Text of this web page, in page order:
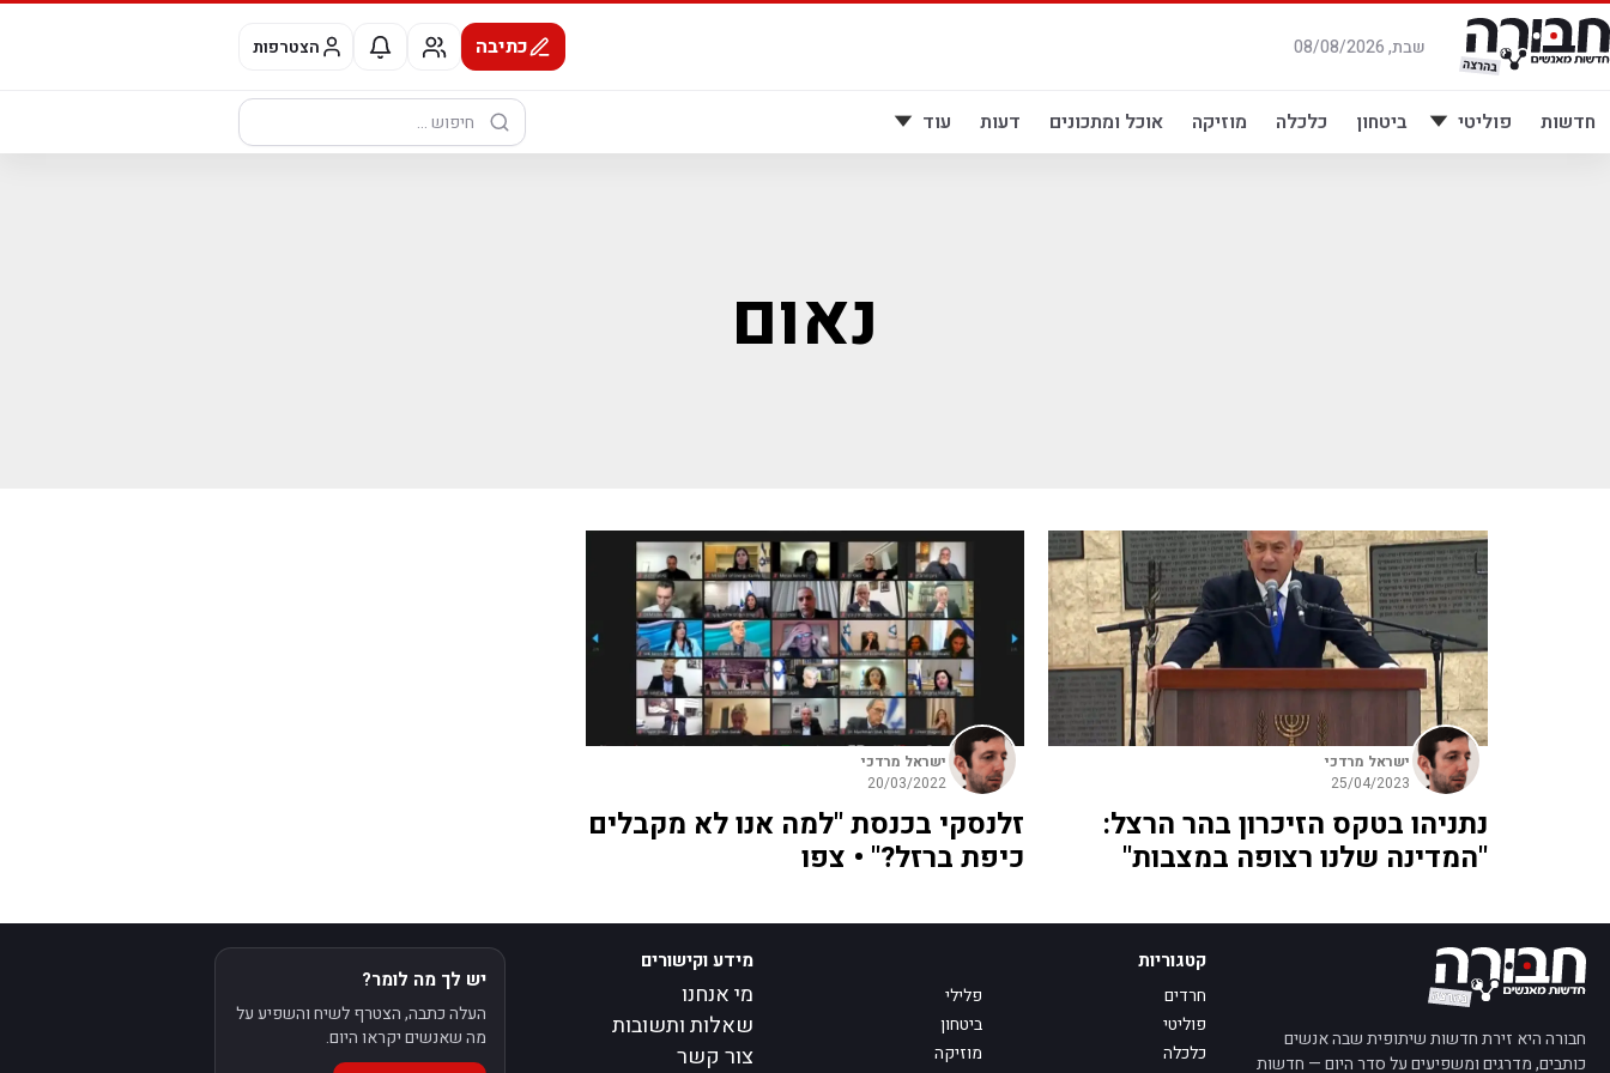
דלג
לתוכן
שבת, 08/08/2026 כתיבה הצטרפות
חדשות פוליטי ביטחון כלכלה מוזיקה אוכל ומתכונים דעות עוד
חיפוש:
נאום
ישראל מרדכי
25/04/2023
נתניהו בטקס הזיכרון בהר הרצל:
"המדינה שלנו רצופה במצבות"
ישראל מרדכי
20/03/2022
זלנסקי בכנסת "למה אנו לא מקבלים
כיפת ברזל?" • צפו
חבורה היא זירת חדשות שיתופית שבה אנשים
כותבים, מדרגים ומשפיעים על סדר היום — חדשות
קטגוריות
חרדים
פלילי
פוליטי
ביטחון
כלכלה
מוזיקה
מידע וקישורים
מי אנחנו
שאלות ותשובות
צור קשר
יש לך מה לומר?
העלה כתבה, הצטרף לשיח והשפיע על
מה שאנשים יקראו היום.